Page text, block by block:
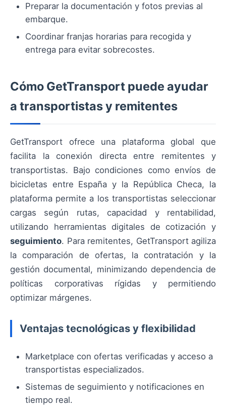
Preparar la documentación y fotos previas al
embarque.
Coordinar franjas horarias para recogida y
entrega para evitar sobrecostes.
Cómo GetTransport puede ayudar
a transportistas y remitentes
GetTransport ofrece una plataforma global que
facilita la conexión directa entre remitentes y
transportistas. Bajo condiciones como envíos de
bicicletas entre España y la República Checa, la
plataforma permite a los transportistas seleccionar
cargas según rutas, capacidad y rentabilidad,
utilizando herramientas digitales de cotización y
seguimiento. Para remitentes, GetTransport agiliza
la comparación de ofertas, la contratación y la
gestión documental, minimizando dependencia de
políticas corporativas rígidas y permitiendo
optimizar márgenes.
Ventajas tecnológicas y flexibilidad
Marketplace con ofertas verificadas y acceso a
transportistas especializados.
Sistemas de seguimiento y notificaciones en
tiempo real.